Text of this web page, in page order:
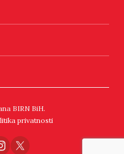
BIRN BiH.
privatnosti